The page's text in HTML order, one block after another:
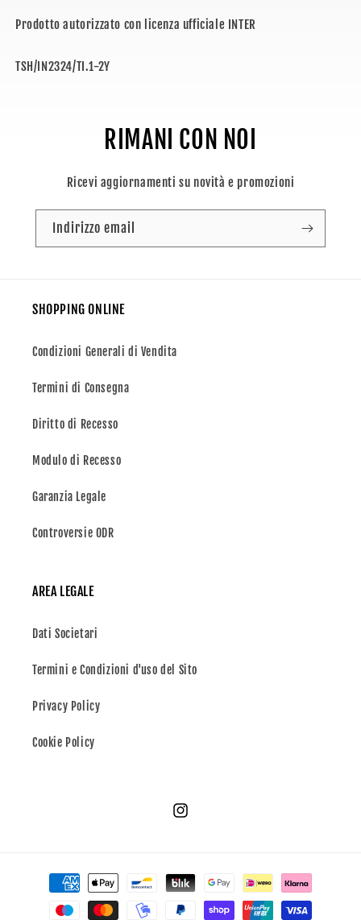
SHIRT
EDITION
SHIRT
Prodotto autorizzato con licenza ufficiale INTER
SKU:
TSH/IN2324/TI.1-2Y
RIMANI CON NOI
Ricevi aggiornamenti su novità e promozioni
Indirizzo email
SHOPPING ONLINE
Condizioni Generali di Vendita
Termini di Consegna
Diritto di Recesso
Modulo di Recesso
Garanzia Legale
Controversie ODR
AREA LEGALE
Dati Societari
Termini e Condizioni d'uso del Sito
Privacy Policy
Cookie Policy
Instagram
Metodi